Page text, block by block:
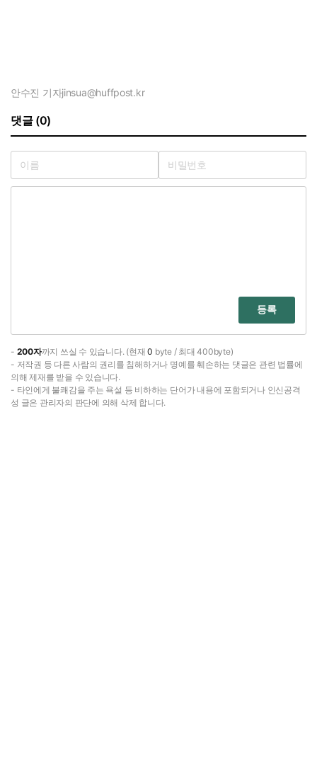
안수진 기자jinsua@huffpost.kr
댓글 (0)
등록
- 200자까지 쓰실 수 있습니다. (현재0 byte / 최대 400byte)
- 저작권 등 다른 사람의 권리를 침해하거나 명예를 훼손하는 댓글은 관련 법률에
의해 제재를 받을 수 있습니다.
- 타인에게 불쾌감을 주는 욕설 등 비하하는 단어가 내용에 포함되거나 인신공격
성 글은 관리자의 판단에 의해 삭제 합니다.